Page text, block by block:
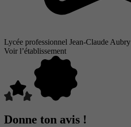
Lycée professionnel Jean-Claude Aubry
Voir l’établissement
Donne ton avis !